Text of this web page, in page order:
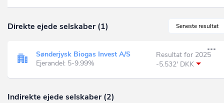
Seneste resultat
Direkte ejede selskaber (1)
Sønderjysk Biogas Invest A/S
Ejerandel: 5-9.99%
Resultat for 2025
-5.532' DKK
Indirekte ejede selskaber (2)